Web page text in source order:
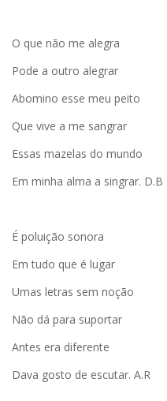
O que não me alegra
Pode a outro alegrar
Abomino esse meu peito
Que vive a me sangrar
Essas mazelas do mundo
Em minha alma a singrar. D.B
É poluição sonora
Em tudo que é lugar
Umas letras sem noção
Não dá para suportar
Antes era diferente
Dava gosto de escutar. A.R